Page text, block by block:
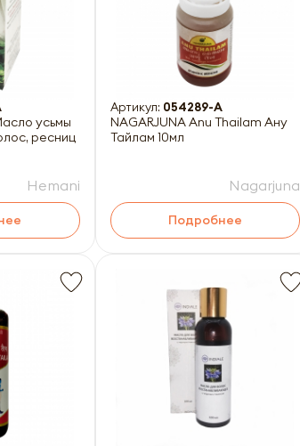
усьмы
ресниц
Hemani
Артикул: 054289-A
NAGARJUNA Anu Thailam Ану
Тайлам 10мл
Nagarjuna
Подробнее